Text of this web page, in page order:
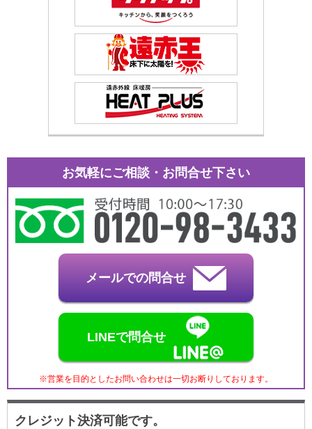
お気軽にご相談・お問合せ下さい
メールでの問合せ
LINEで問合せ
※営業を目的としたお問い合わせは一切お断りしております。
クレジット決済可能です。